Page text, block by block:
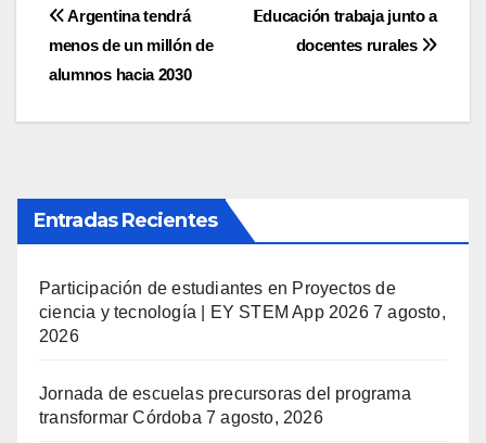
Navegación
de
entradas
𝗘ducación trabaja junto a
docentes rurales
Argentina tendrá
menos de un millón de
alumnos hacia 2030
Entradas Recientes
Participación de estudiantes en Proyectos de
ciencia y tecnología | EY STEM App 2026 7 agosto,
2026
Jornada de escuelas precursoras del programa
transformar Córdoba 7 agosto, 2026